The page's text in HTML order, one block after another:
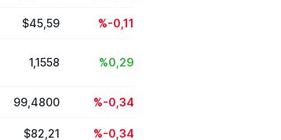
$45,59 %-0,11
1,1558 %0,29
99,4800 %-0,34
$82,21 %-0,34